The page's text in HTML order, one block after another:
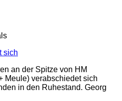
sich
an der Spitze von HM
Meule) verabschiedet sich
in den Ruhestand. Georg